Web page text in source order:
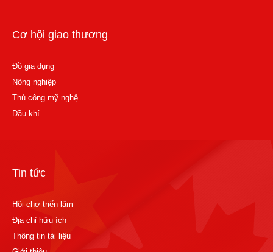
Cơ hội giao thương
Đồ gia dụng
Nông nghiệp
Thủ công mỹ nghệ
Dầu khí
Tin tức
Hội chợ triển lãm
Địa chỉ hữu ích
Thông tin tài liệu